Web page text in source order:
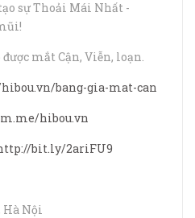
sự Thoải Mái Nhất -
mắt Cận, Viễn, loạn.
bang-gia-mat-can
hibou.vn
bit.ly/2ariFU9
Hà Nội